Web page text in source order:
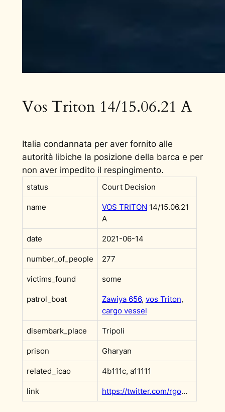
Vos Triton 14/15.06.21 A
Italia condannata per aver fornito alle
autorità libiche la posizione della barca e per
non aver impedito il respingimento.
status Court Decision
name VOS TRITON 14/15.06.21
A
date 2021-06-14
number_of_people 277
victims_found some
patrol_boat Zawiya 656, vos Triton,
cargo vessel
disembark_place Tripoli
prison Gharyan
related_icao 4b111c, a11111
link https://twitter.com/rgowans/status/1404887646837559303?s=20&t=F9x0rVMDmc_v6ffh5wN3Rw